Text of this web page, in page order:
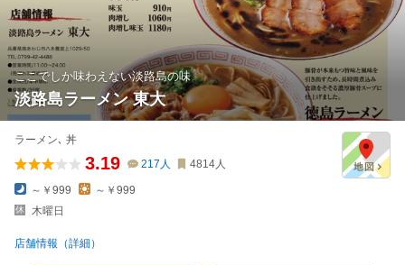
ここでしか味わえない淡路島の味
淡路島ラーメン 東大
ラーメン､ 丼
3.19 217 人 4814人
～￥999
～￥999
木曜日
店舗情報（詳細）